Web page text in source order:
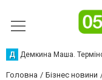
Д Демкина Маша.
Головна Бізнес новини